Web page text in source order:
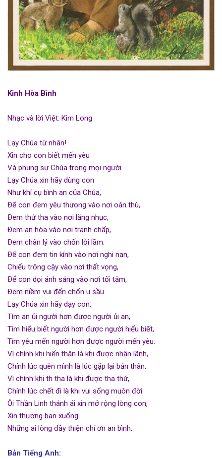
Kinh Hòa Bình
Nhạc và lời Việt: Kim Long
Lạy Chúa từ nhân!
Xin cho con biết mến yêu
Và phụng sự Chúa trong mọi người.
Lạy Chúa xin hãy dùng con
Như khí cụ bình an của Chúa,
Ðể con đem yêu thưong vào nơi oán thù,
Ðem thứ tha vào nơi lăng nhục,
Ðem an hòa vào nơi tranh chấp,
Ðem chân lý vào chốn lỗi lầm.
Ðể con đem tin kính vào nơi nghi nan,
Chiếu trông cậy vào nơi thất vọng,
Ðể con dọi ánh sáng vào nơi tối tăm,
Ðem niềm vui đến chốn u sầu.
Lạy Chúa xin hãy dạy con:
Tìm an ủi người hơn được người ủi an,
Tìm hiểu biết người hơn được người hiểu biết,
Tìm yêu mến người hơn được người mến yêu.
Vì chính khi hiến thân là khi được nhận lãnh,
Chính lúc quên mình là lúc gặp lại bản thân,
Vì chính khi th tha là khi được tha thứ,
Chính lúc chết đi là khi vui sống muôn đời.
Ôi Thần Linh thánh ái xin mở rộng lòng con,
Xin thương ban xuống
Những ai lòng đầy thiện chí ơn an bình.
Bản Tiếng Anh: